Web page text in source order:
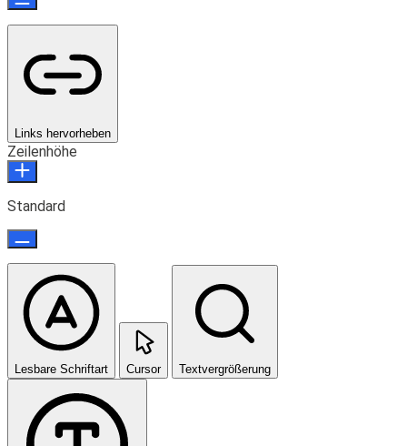
Links hervorheben
Zeilenhöhe
Standard
Lesbare Schriftart Cursor Textvergrößerung